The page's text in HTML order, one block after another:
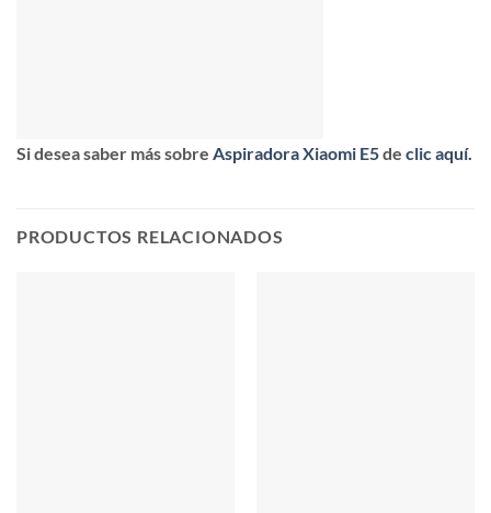
Si desea saber más sobre Aspiradora Xiaomi E5de clic aquí.
PRODUCTOS RELACIONADOS